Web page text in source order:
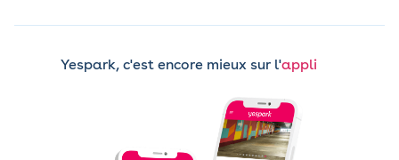
Yespark, c'est encore mieux sur l'appli